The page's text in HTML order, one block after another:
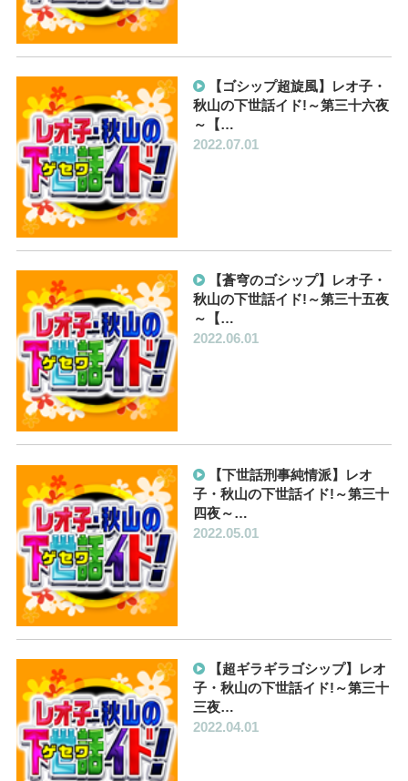
【ゴシップ超旋風】レオ子・
秋山の下世話イド!～第三十六夜
～【…
2022.07.01
【蒼穹のゴシップ】レオ子・
秋山の下世話イド!～第三十五夜
～【…
2022.06.01
【下世話刑事純情派】レオ
子・秋山の下世話イド!～第三十
四夜～…
2022.05.01
【超ギラギラゴシップ】レオ
子・秋山の下世話イド!～第三十
三夜…
2022.04.01